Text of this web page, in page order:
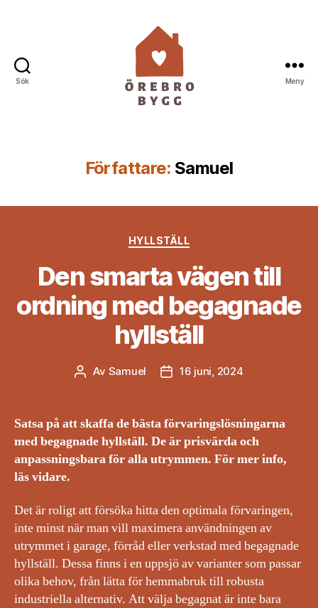
Sök Meny
Författare: Samuel
Kategorier
HYLLSTÄLL
Den smarta vägen till
ordning med begagnade
hyllställ
Inläggsförfattare
Av Samuel Inläggsdatum
16 juni, 2024
Satsa på att skaffa de bästa förvaringslösningarna
med begagnade hyllställ. De är prisvärda och
anpassningsbara för alla utrymmen. För mer info,
läs vidare.
Det är roligt att försöka hitta den optimala förvaringen,
inte minst när man vill maximera användningen av
utrymmet i garage, förråd eller verkstad med begagnade
hyllställ. Dessa finns i en uppsjö av varianter som passar
olika behov, från lätta för hemmabruk till robusta
industriella alternativ. Att välja begagnat är inte bara